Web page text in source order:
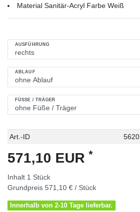
Material Sanitär-Acryl Farbe Weiß
AUSFÜHRUNG
ABLAUF
FÜSSE / TRÄGER
Technisches
Wert
Art.-ID 5620
571,10 EUR *
Inhalt 1 Stück
Grundpreis 571,10 € / Stück
Innerhalb von 2-10 Tage lieferbar.